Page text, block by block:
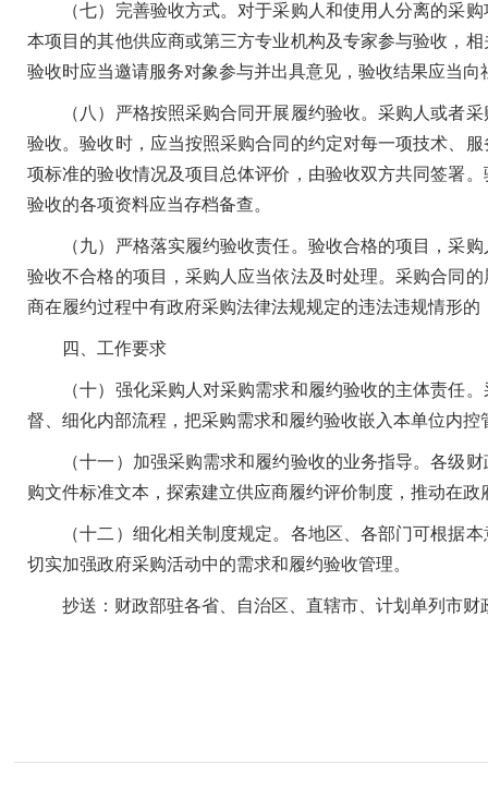
（七）完善验收方式。对于采购人和使用人分离的采购
本项目的其他供应商或第三方专业机构及专家参与验收，
验收时应当邀请服务对象参与并出具意见，验收结果应当向
（八）严格按照采购合同开展履约验收。采购人或者采
验收。验收时，应当按照采购合同的约定对每一项技术、
项标准的验收情况及项目总体评价，由验收双方共同签署
验收的各项资料应当存档备查。
（九）严格落实履约验收责任。验收合格的项目，采购
验收不合格的项目，采购人应当依法及时处理。采购合同
商在履约过程中有政府采购法律法规规定的违法违规情形
四、工作要求
（十）强化采购人对采购需求和履约验收的主体责任。
督、细化内部流程，把采购需求和履约验收嵌入本单位内
（十一）加强采购需求和履约验收的业务指导。各级财
购文件标准文本，探索建立供应商履约评价制度，推动在
（十二）细化相关制度规定。各地区、各部门可根据本
切实加强政府采购活动中的需求和履约验收管理。
抄送：财政部驻各省、自治区、直辖市、计划单列市财